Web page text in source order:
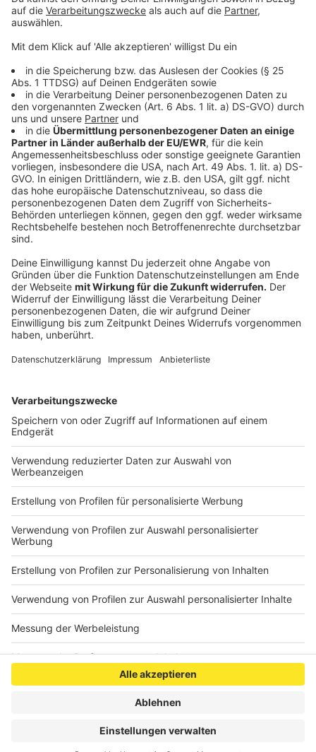
Verbringen eines Deckbullen in seinen Bestand gegen
das angeordnete Verbringungsverbot verstoßen.
Zudem sind im Betrieb des Klägers auch nach der
besamt oder gedeckt worden.
Zu Lasten des Klägers ist dabei zu berücksichtigen,
dass es sich nicht um einen vereinzelten,
geringfügigen Verstoß gegen die
Tierseuchenverfügung handelt, sondern er gleich
mehrere tierseuchenrechtliche Schutzmaßregeln
schuldhaft missachtet hat. Die vorliegenden Verstöße
waren bei einer Gesamtschau auch nicht nur mit einem
geringen Gefahrenrisiko hinsichtlich der Ausbreitung
des BHV1-Herpesvirus verbunden. Vielmehr sind
Aufstallgebot sowie Verbringungs- und
Betretungsverbote grundlegende Schutzmaßnahmen
gegen eine Ausbreitung der Seuche.
Der Verstoß gegen das Belegungsverbot sei ebenfalls
als erheblich einzustufen.
Dem Kläger stehe daher auch nicht jedenfalls eine
Schuld festzustellen sei noch das Vorliegen einer
unbilligen Härte.
Gegen das Urteil ist Berufung möglich am
Oberverwaltungsgericht Münster.
(Aktenzeichen: 6 K 166/21)
Anzeige
Anzeige